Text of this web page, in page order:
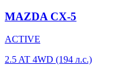
MAZDA CX-5
ACTIVE
2.5 AT 4WD (194 л.с.)